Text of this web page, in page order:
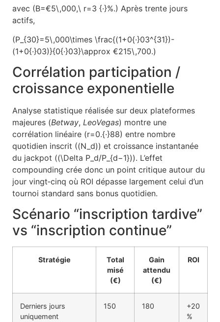
avec (B=€5\,000,\ r=3 {·}%.) Après trente jours
actifs,
(P_{30}=5\,000\times \frac{(1+0{·}03^{31})-
(1+0{·}03)}{0{·}03}\approx €215\,700.)
Corrélation participation /
croissance exponentielle
Analyse statistique réalisée sur deux plateformes
majeures (Betway, LeoVegas) montre une
corrélation linéaire (r=0.{·}88) entre nombre
quotidien inscrit ((N_d)) et croissance instantanée
du jackpot ((\Delta P_d/P_{d−1})). L’effet
compounding crée donc un point critique autour du
jour vingt‑cinq où ROI dépasse largement celui d’un
tournoi standard sans bonus quotidien.
Scénario “inscription tardive”
vs “inscription continue”
Stratégie
Total
misé
(€)
Gain
attendu
(€)
ROI
Derniers jours
uniquement
150 180
+20
%